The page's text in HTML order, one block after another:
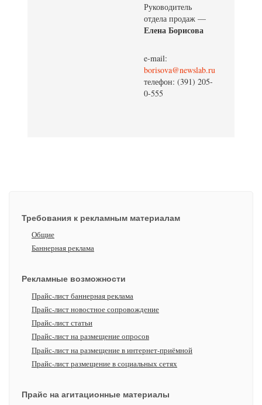
Руководитель
отдела продаж —
Елена Борисова
e-mail:
borisova@newslab.ru
телефон: (391) 205-
0-555
Требования к рекламным материалам
Общие
Баннерная реклама
Рекламные возможности
Прайс-лист баннерная реклама
Прайс-лист новостное сопровождение
Прайс-лист статьи
Прайс-лист на размещение опросов
Прайс-лист на размещение в интернет-приёмной
Прайс-лист размещение в социальных сетях
Прайс на агитационные материалы